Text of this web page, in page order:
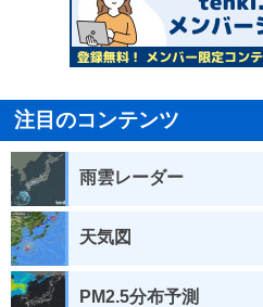
注目のコンテンツ
雨雲レーダー
天気図
PM2.5分布予測